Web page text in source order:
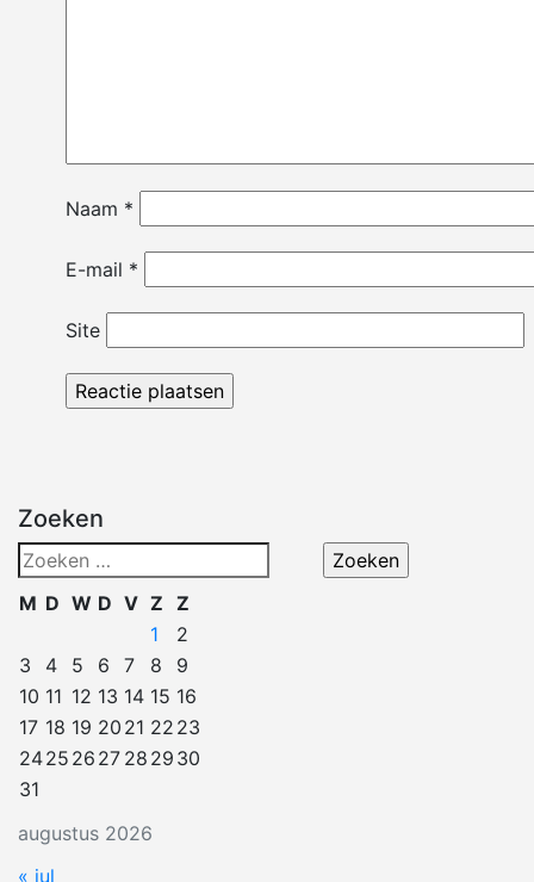
Naam *
E-mail *
Site
Zoeken
Zoeken
naar:
augustus 2026
M D W D V Z Z
1
2
3
4 5 6 7 8
9
10 11 12 13 14 15 16
17 18 19 20 21 22 23
2425 26 27 28 29 30
31
« jul